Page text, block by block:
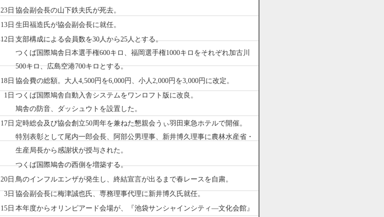
23日 協会副会長の山下鉄夫氏が死去。
13日 生田福造氏が協会副会長に就任。
12日支部構成による会員数を30人から25人とする。
つくば国際鳩舎日本選手権600キロ、福岡選手権1000キロをそれぞれ加古川
500キロ、広島空港700キロとする。
18日 協会費の総額。大人4,500円を6,000円、小人2,000円を3,000円に改定。
1日 つくば国際鳩舎自動入舎システムをワンロフト版に改良。
鳩舎の防音、ダッシュウトを設置した。
17日 定時総会及び協会創立50周年を兼ねた懇親会うぃ羽田東急ホテルで開催。
特別表彰として尾内一郎会長、阿部公男理事、新井博久理事に農林水産省・
生産局長から感謝状が授与された。
つくば国際鳩舎の西側を増築する。
20日 鳥のインフルエンザが発生し、終結宣言が出るまで春レースを自粛。
3日協会副会長に梅津誠也氏、専務理事代理に新井博久氏就任。
15日 本年度からオリンピアード会場が、『池袋サンシャインシティ―文化会館』